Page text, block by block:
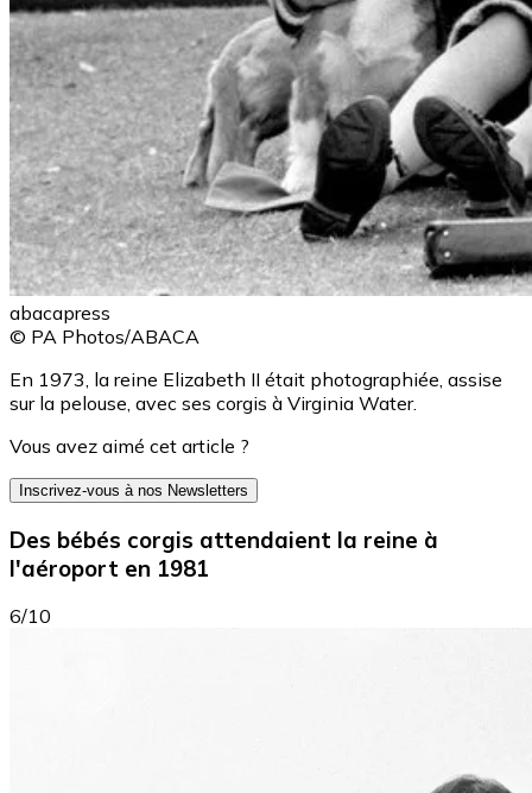
abacapress
© PA Photos/ABACA
En 1973, la reine Elizabeth II était photographiée, assise
sur la pelouse, avec ses corgis à Virginia Water.
Vous avez aimé cet article ?
Inscrivez-vous à nos Newsletters
Des bébés corgis attendaient la reine à
l'aéroport en 1981
6/10